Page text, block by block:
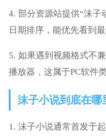
4. 部分资源站提供“沫子
日期排序，能优先看到最
5. 如果遇到视频格式不
播放器，这属于PC软件
沫子小说到底在哪
1. 沫子小说通常首发于